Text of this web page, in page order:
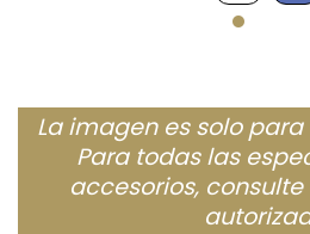
La imagen es solo
Para todas las
accesorios,